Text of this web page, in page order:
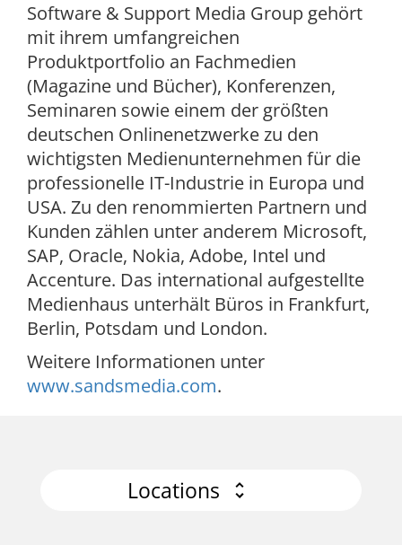
Software & Support Media Group gehört
mit ihrem umfangreichen
Produktportfolio an Fachmedien
(Magazine und Bücher), Konferenzen,
Seminaren sowie einem der größten
deutschen Onlinenetzwerke zu den
wichtigsten Medienunternehmen für die
professionelle IT-Industrie in Europa und
USA. Zu den renommierten Partnern und
Kunden zählen unter anderem Microsoft,
SAP, Oracle, Nokia, Adobe, Intel und
Accenture. Das international aufgestellte
Medienhaus unterhält Büros in Frankfurt,
Berlin, Potsdam und London.
Weitere Informationen unter
www.sandsmedia.com.
Locations